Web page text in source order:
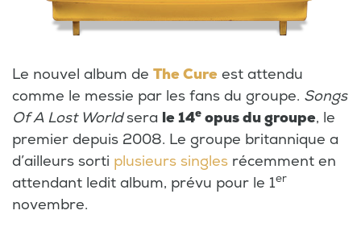
Le nouvel album de The Cure est attendu
comme le messie par les fans du groupe. Songs
Of A Lost Worldsera le 14e opus du groupe, le
premier depuis 2008. Le groupe britannique a
d’ailleurs sorti plusieurs singles récemment en
attendant ledit album, prévu pour le 1er
novembre.